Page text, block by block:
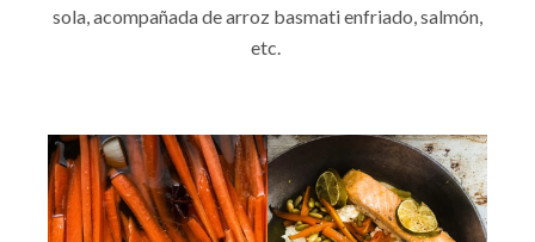
sola, acompañada de arroz basmati enfriado, salmón,
etc.